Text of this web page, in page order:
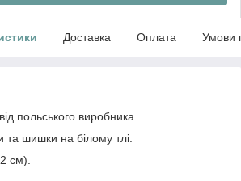
Доставка Оплата Умови
польського виробника.
та шишки на білому тлі.
см).